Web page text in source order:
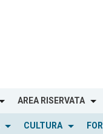
AREA RISERVATA
CULTURA